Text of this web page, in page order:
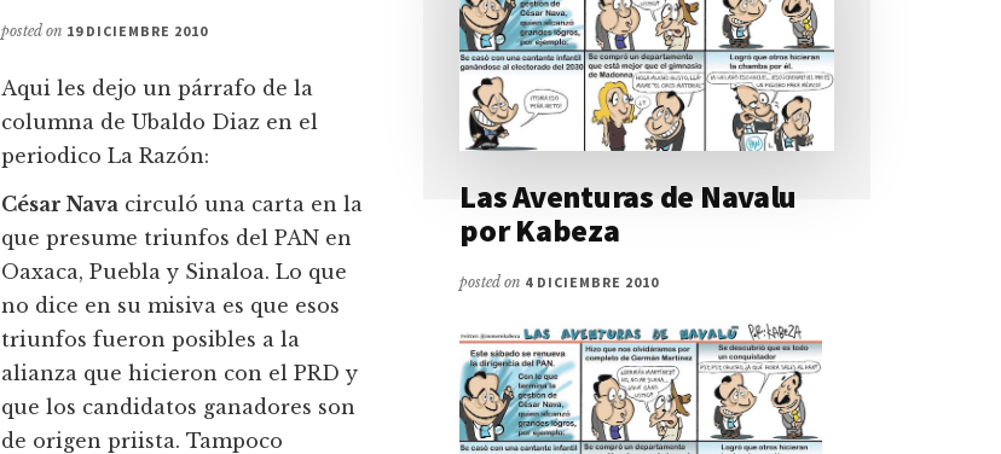
posted on 19 DICIEMBRE 2010
Aqui les dejo un párrafo de la
columna de Ubaldo Diaz en el
periodico La Razón:
César Navacirculó una carta en la
que presume triunfos del PAN en
Oaxaca, Puebla y Sinaloa. Lo que
no dice en su misiva es que esos
triunfos fueron posibles a la
alianza que hicieron con el PRD y
que los candidatos ganadores son
de origen priista. Tampoco
Las Aventuras de Navalu
por Kabeza
posted on 4 DICIEMBRE 2010